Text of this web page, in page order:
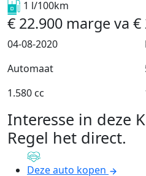
1 l/100km
€ 22.900 marge va €
04-08-2020
Automaat
1.580 cc
Interesse in deze
Regel het direct.
Deze auto kopen